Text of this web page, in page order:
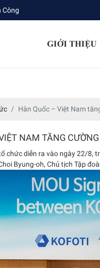
Công
GIỚI THIỆU
Hàn Quốc – Việt Nam
NAM TĂNG
chức diễn ra vào ngày 22/8,
Byung-oh, Chủ tịch Tập